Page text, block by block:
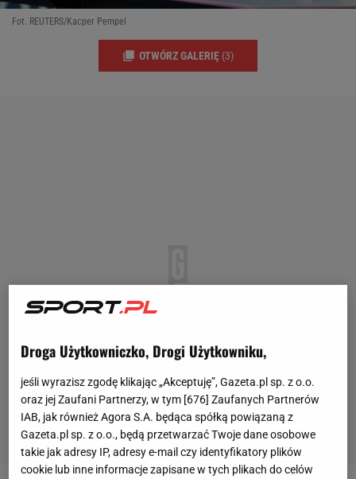
Fot. REUTERS/Kacper Pempel
OTWÓRZ GALERIĘ (3)
Droga Użytkowniczko, Drogi Użytkowniku,
jeśli wyrazisz zgodę klikając „Akceptuję”, Gazeta.pl sp. z o.o.
oraz jej Zaufani Partnerzy, w tym [676] Zaufanych Partnerów
IAB, jak również Agora S.A. będąca spółką powiązaną z
Gazeta.pl sp. z o.o., będą przetwarzać Twoje dane osobowe
takie jak adresy IP, adresy e-mail czy identyfikatory plików
cookie lub inne informacje zapisane w tych plikach do celów